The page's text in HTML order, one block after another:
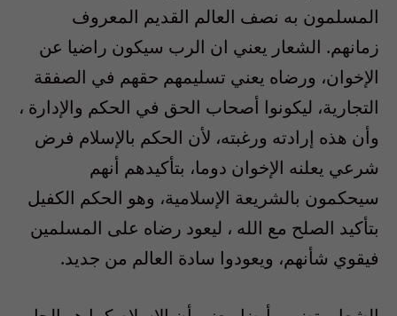
المسلمون به نصف العالم القديم المعروف
زمانهم. الشعار يعني ان الرب سيكون راضيا عن
الإخوان، ورضاه يعني تسليمهم حقهم في الصفقة
التجارية، ليكونوا أصحاب الحق في الحكم والإدارة ،
وأن هذه إرادته ورغبته، لأن الحكم بالإسلام فرض
شرعي يعلنه الإخوان دوما، بتأكيدهم أنهم
سيحكمون بالشريعة الإسلامية، وهو الحكم الكفيل
بتأكيد الصلح مع الله ، ليعود رضاه على المسلمين
فيقوي شأنهم، ويعودوا سادة العالم من جديد.